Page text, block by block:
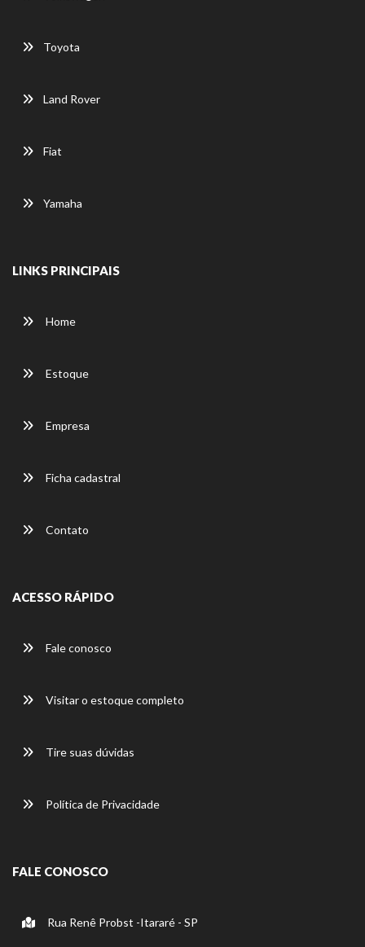
Toyota
Land Rover
Fiat
Yamaha
LINKS PRINCIPAIS
Home
Estoque
Empresa
Ficha cadastral
Contato
ACESSO RÁPIDO
Fale conosco
Visitar o estoque completo
Tire suas dúvidas
Política de Privacidade
FALE CONOSCO
Rua Renê Probst -Itararé - SP